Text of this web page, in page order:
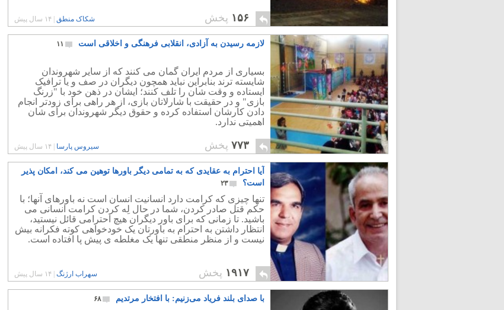
۱۵۶ پخش شکاک منطق ۱۴ سال پیش
لازمه رسیدن به آزادی، انقلابی فرهنگی و اخلاقی است ۱۱
بسیاری از مردم ایران گمان می کنند که از سایر شهروندان
شایسته ترند بنابراین نباید همچون دیگران در صف و یا ترافیک
ایستاده و وقت شان را تلف کنند؛ ایشان در ذهن خود با "زرنگ
بازی" و در حقیقت با شارلاتان بازی، از هر راهی برای زودتر انجام
دادن کارشان استفاده کرده و حقوق دیگر شهروندان برای شان
اهمیتی ندارد.
۷۷۳ پخش سیروس پارسا ۱۴ سال پیش
آیا احترام به عقایدی که به تمامی دیگر باورها توهین می کند، امکان پذیر
است؟
۲۳
تنها چیزی که کرامت دارد انسانیت انسان است نه باورهای آنها؛ با
حکم قتل صادر کردن، شما در حال لِه کردن کرامت انسانی می
باشید. تا زمانی که برای باور دیگران هیچ احترامی قائل نیستید،
انتظار داشتن به احترام به باورتان یک خودخواهی کوته فکرانه بیش
نیست و از منظر منطقی تنها یک مغلطه ی پیش پا افتاده است.
۱۹۱۷ پخش سهراب ارژنگ ۱۴ سال پیش
با صدای بلند فریاد می‌زنیم: با افتخار مرتدیم ۶۸